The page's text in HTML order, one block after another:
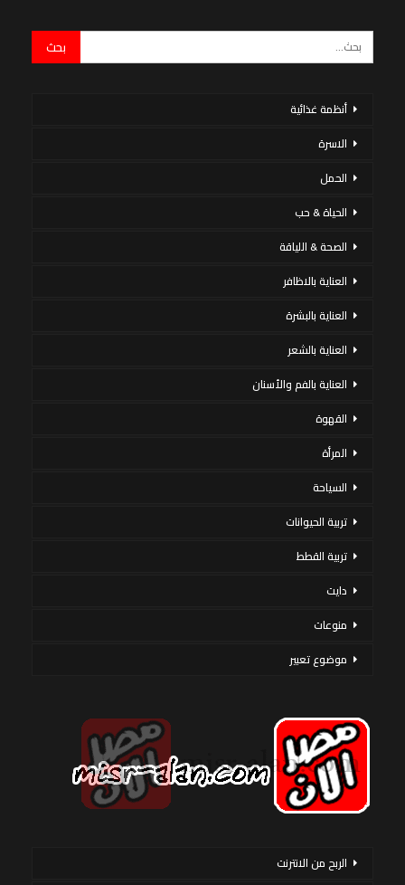
أنظمة غذائية
الاسرة
الحمل
الحياة & حب
الصحة & اللياقة
العناية بالاظافر
العناية بالبشرة
العناية بالشعر
العناية بالفم والأسنان
القهوة
المرأة
السياحة
تربية الحيوانات
تربية القطط
دايت
منوعات
موضوع تعبير
الربح من الانترنت